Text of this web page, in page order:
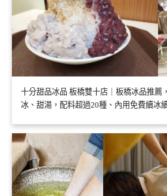
十分甜品冰品 板橋雙十店｜板橋冰品推薦
冰、甜湯，配料超過20種、內用免費續冰